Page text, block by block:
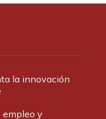
la innovación
empleo y